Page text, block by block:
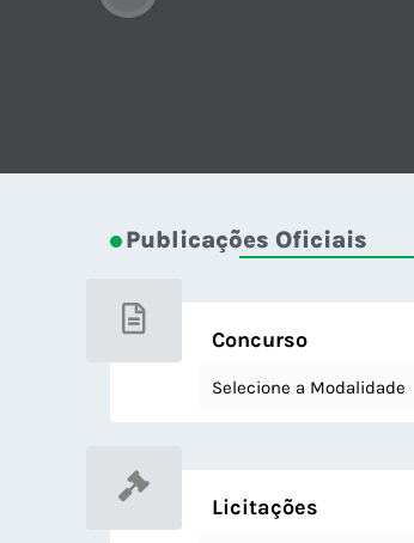
Publicações Oficiais
Concurso
Selecione a Modalidade
Licitações